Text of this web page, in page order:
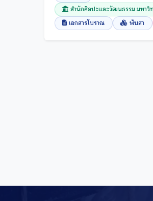
สมุทรปราการ
สมุทรสงคราม
หนองบัวลำภู
สำนักศิลปะและวัฒนธรรม มหาวิท
เอกสารโบราณ
พับสา